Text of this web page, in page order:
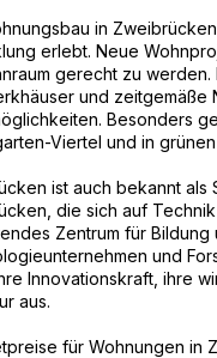
in
erlebt. Neue
gerecht zu
und zeitgemäße
Besonders
Viertel und in
ist auch bekannt als
die sich auf
Zentrum für Bildung
und
Innovationskraft, ihre
aus.
für Wohnungen in